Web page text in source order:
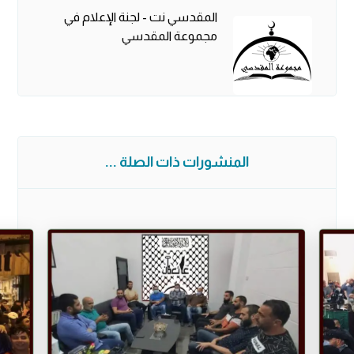
المقدسي نت - لجنة الإعلام في
مجموعة المقدسي
المنشورات ذات الصلة ...